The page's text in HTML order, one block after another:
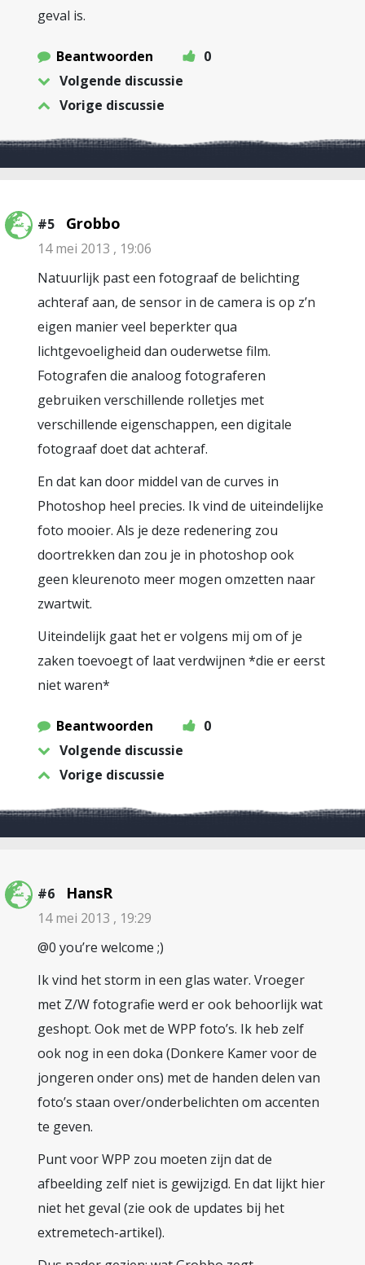
geval is.
Beantwoorden
0
Volgende discussie
Vorige discussie
#5 Grobbo
14 mei 2013 , 19:06
Natuurlijk past een fotograaf de belichting
achteraf aan, de sensor in de camera is op z’n
eigen manier veel beperkter qua
lichtgevoeligheid dan ouderwetse film.
Fotografen die analoog fotograferen
gebruiken verschillende rolletjes met
verschillende eigenschappen, een digitale
fotograaf doet dat achteraf.
En dat kan door middel van de curves in
Photoshop heel precies. Ik vind de uiteindelijke
foto mooier. Als je deze redenering zou
doortrekken dan zou je in photoshop ook
geen kleurenoto meer mogen omzetten naar
zwartwit.
Uiteindelijk gaat het er volgens mij om of je
zaken toevoegt of laat verdwijnen *die er eerst
niet waren*
Beantwoorden
0
Volgende discussie
Vorige discussie
#6 HansR
14 mei 2013 , 19:29
@0 you’re welcome ;)
Ik vind het storm in een glas water. Vroeger
met Z/W fotografie werd er ook behoorlijk wat
geshopt. Ook met de WPP foto’s. Ik heb zelf
ook nog in een doka (Donkere Kamer voor de
jongeren onder ons) met de handen delen van
foto’s staan over/onderbelichten om accenten
te geven.
Punt voor WPP zou moeten zijn dat de
afbeelding zelf niet is gewijzigd. En dat lijkt hier
niet het geval (zie ook de updates bij het
extremetech-artikel).